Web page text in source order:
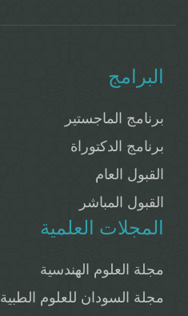
البرامج
برنامج الماجستير
برنامج الدكتوراة
القبول العام
القبول المباشر
المجلات العلمية
مجلة العلوم الهندسية
مجلة السودان للعلوم الطبية